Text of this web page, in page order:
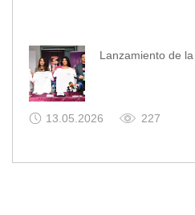
Lanzamiento de
13.05.2026 227